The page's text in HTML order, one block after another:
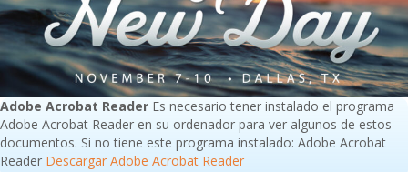
Adobe Acrobat Reader Es necesario tener instalado el programa
Adobe Acrobat Reader en su ordenador para ver algunos de estos
documentos. Si no tiene este programa instalado: Adobe Acrobat
Reader Descargar Adobe Acrobat Reader